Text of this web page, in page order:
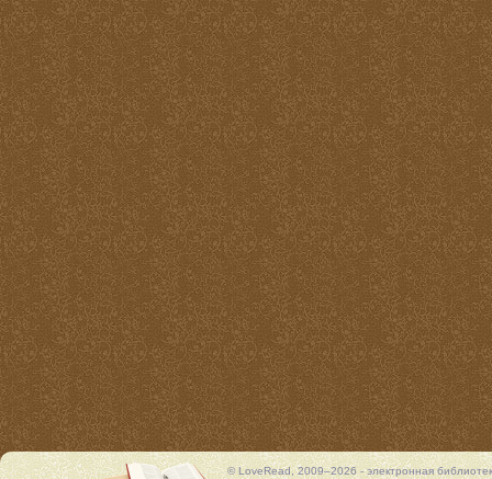
© LoveRead, 2009–2026 - электронная